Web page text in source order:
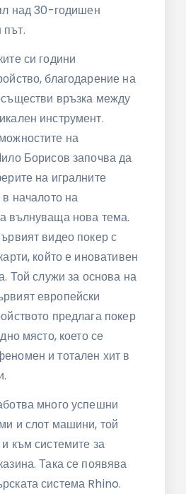
над 30-годишен
си години
благодарение на
връзка между
инструмент.
на
Борисов започва да
на игралните
началото на
вълнуваща нова тема.
видео покер с
който е иновативен
Той служи за основа на
европейски
предлага покер
място, което се
и тотален хит в
много успешни
и слот машини, той
към системите за
Така се появява
система Rhino.